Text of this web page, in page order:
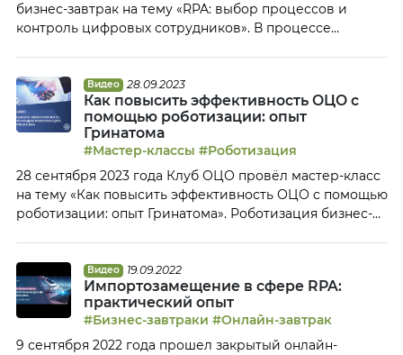
бизнес-завтрак на тему «RPA: выбор процессов и
контроль цифровых сотрудников». В процессе
процесс: некоторые процессы автоматизировали,
другие,ранее не роботизированные, наоборот,
переводили на RPA-решения На закрытом онлайн-
завтраке Клуба ОЦО представители ОЦО обсудили,
каким образом правильно выбирать процессы для […]
Видео 28.09.2023
Как повысить эффективность ОЦО с
помощью роботизации: опыт
Гринатома
#Мастер-классы #Роботизация
28 сентября 2023 года Клуб ОЦО провёл мастер-класс
на тему «Как повысить эффективность ОЦО с помощью
роботизации: опыт Гринатома». Роботизация бизнес-
сервисные центры были вынуждены менять
платформы RPA на отечественные решения, тема
роботизации вновь обрела свою актуальность,
поскольку в процессе импортозамещения центры […]
Видео 19.09.2022
Импортозамещение в сфере RPA:
практический опыт
#Бизнес-завтраки #Онлайн-завтрак
9 сентября 2022 года прошел закрытый онлайн-